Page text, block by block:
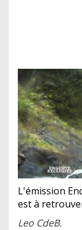
L'émission
est à
Leo CdeB.